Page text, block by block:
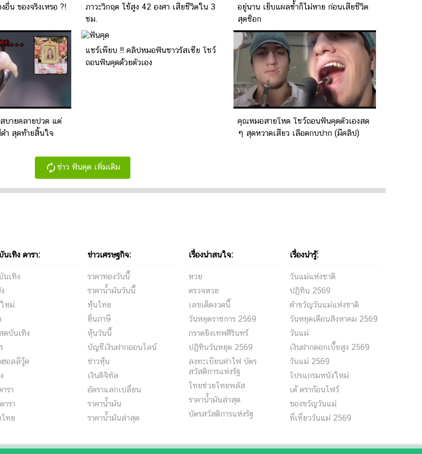
อื่น ของจริงเหรอ ?!
ภาวะวิกฤต ไข้สูง 42 องศา เสียชีวิตใน 3
ชม.
อยู่นาน เย็บแผลซ้ำก็ไม่หาย ก่อนเสียชีวิต
สุดช็อก
บายคลายปวด แต่
ำ สุดท้ายสิ้นใจ
แชร์เพียบ !! คลิปหมอฟันชาวรัสเซีย โชว์
ถอนฟันคุดด้วยตัวเอง
คุณหมอสายโหด โชว์ถอนฟันคุดตัวเองสด
ๆ สุดหวาดเสียว เลือดกบปาก (มีคลิป)
autorenew ข่าว ฟันคุด เพิ่มเติม
นเทิง ดารา:
นเทิง
หม่
ดบันเทิง
ฮอลลีวู้ด
ารา
ารา
ไทย
ข่าวเศรษฐกิจ:
ราคาทองวันนี้
ราคาน้ำมันวันนี้
หุ้นไทย
ยื่นภาษี
หุ้นวันนี้
บัญชีเงินฝากออนไลน์
ข่าวหุ้น
เงินดิจิทัล
อัตราแลกเปลี่ยน
ราคาน้ำมัน
ราคาน้ำมันล่าสุด
เรื่องน่าสนใจ:
หวย
ตรวจหวย
เลขเด็ดงวดนี้
วันหยุดราชการ 2569
กราดยิงเทพศิรินทร์
ปฏิทินวันหยุด 2569
ลงทะเบียนค่าไฟ บัตร
สวัสดิการแห่งรัฐ
ไทยช่วยไทยพลัส
ราคาน้ำมันล่าสุด
บัตรสวัสดิการแห่งรัฐ
เรื่องน่ารู้:
วันแม่แห่งชาติ
ปฏิทิน 2569
คำขวัญวันแม่แห่งชาติ
วันหยุดเดือนสิงหาคม 2569
วันแม่
เงินฝากดอกเบี้ยสูง 2569
วันแม่ 2569
โปรแกรมหนังใหม่
เต้ ดราก้อนไฟว์
ของขวัญวันแม่
ที่เที่ยววันแม่ 2569